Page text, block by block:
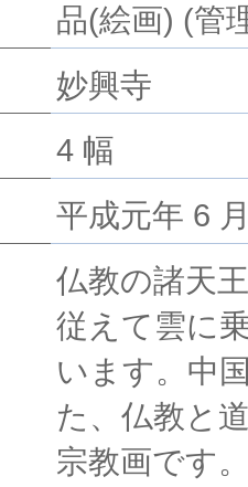
品(絵画) (管
妙興寺
4 幅
平成元年 6
仏教の諸天
従えて雲に
います。中
た、仏教と
宗教画です